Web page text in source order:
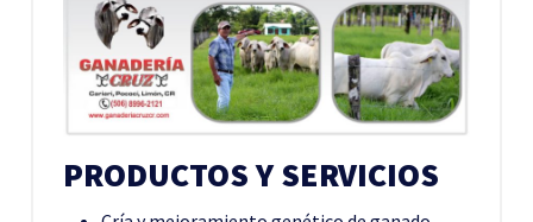
PRODUCTOS Y SERVICIOS